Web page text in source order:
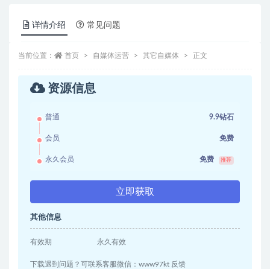
详情介绍 常见问题
当前位置： 首页 自媒体运营 其它自媒体 正文
资源信息
普通 9.9钻石
会员 免费
永久会员 免费 推荐
立即获取
其他信息
有效期 永久有效
下载遇到问题？可联系客服微信：www97kt 反馈